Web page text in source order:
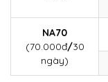
NA70
(70.000đ/30
ngày)